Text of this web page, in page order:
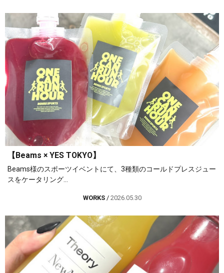
【Beams × YES TOKYO】
Beams様のスポーツイベントにて、3種類のコールドプレスジュー
スをケータリング...
WORKS/ 2026.05.30